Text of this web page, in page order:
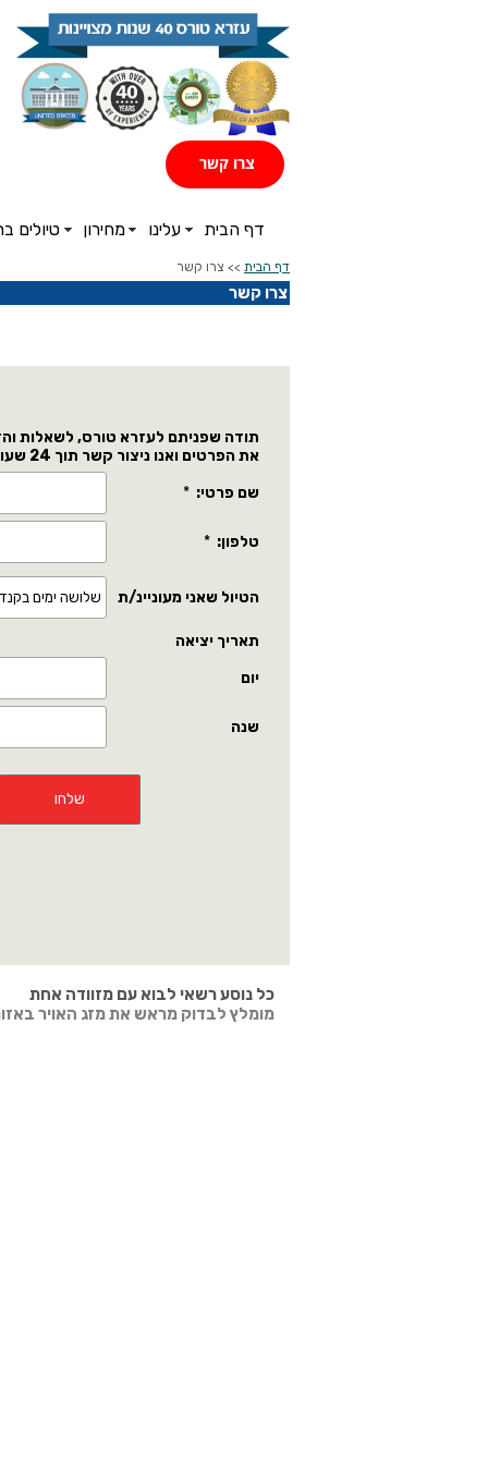
דף הבית עלינו מחירון טיולים
צרו קשר
דף הבית >> צרו קשר
צרו קשר
כל נוסע רשאי לבוא עם מזוודה אחת
מומלץ לבדוק מראש את מזג האויר